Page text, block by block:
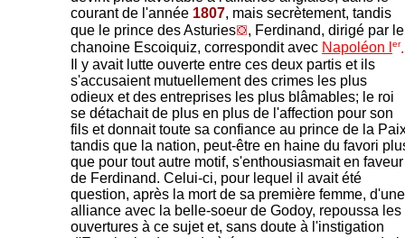
courant de l'année 1807, mais secrètement, tandis
que le prince des Asturies
, Ferdinand, dirigé par le
chanoine Escoiquiz, correspondit avec Napoléon l er.
Il y avait lutte ouverte entre ces deux partis et ils
s'accusaient mutuellement des crimes les plus
odieux et des entreprises les plus blâmables; le roi
se détachait de plus en plus de l'affection pour son
fils et donnait toute sa confiance au prince de la
tandis que la nation, peut-être en haine du favori
que pour tout autre motif, s'enthousiasmait en faveur
de Ferdinand. Celui-ci, pour lequel il avait été
question, après la mort de sa première femme, d'une
alliance avec la belle-soeur de Godoy, repoussa les
ouvertures à ce sujet et, sans doute à l'instigation